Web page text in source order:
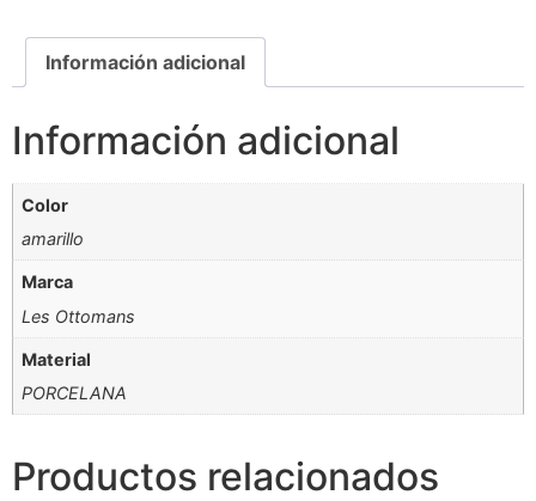
Información adicional
Información adicional
Color
amarillo
Marca
Les Ottomans
Material
PORCELANA
Productos relacionados